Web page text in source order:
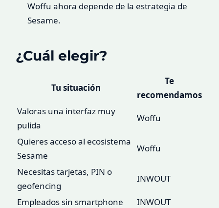
Woffu ahora depende de la estrategia de
Sesame.
¿Cuál elegir?
Tu situación
Te
recomendamos
Valoras una interfaz muy
pulida
Woffu
Quieres acceso al ecosistema
Sesame
Woffu
Necesitas tarjetas, PIN o
geofencing
INWOUT
Empleados sin smartphone
INWOUT